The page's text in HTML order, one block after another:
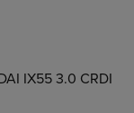
IX55 3.0 CRDI